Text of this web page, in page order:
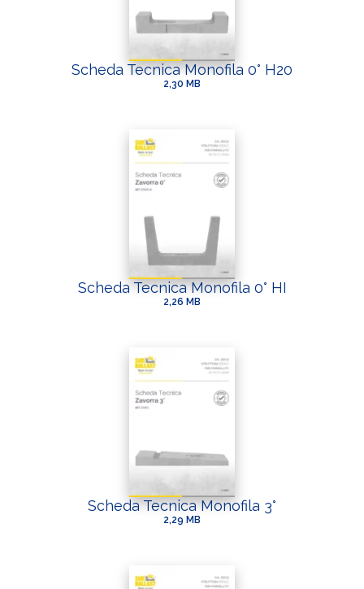
Scheda Tecnica Monofila 0° H20
2,30 MB
Scheda Tecnica Monofila 0° HI
2,26 MB
Scheda Tecnica Monofila 3°
2,29 MB